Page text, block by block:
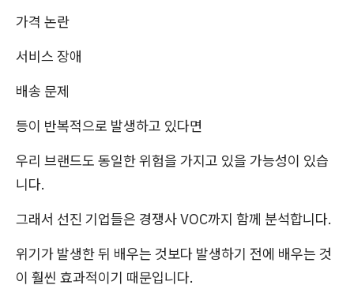
가격 논란
서비스 장애
배송 문제
등이 반복적으로 발생하고 있다면
우리 브랜드도 동일한 위험을 가지고 있을 가능성이 있습
니다.
그래서 선진 기업들은 경쟁사 VOC까지 함께 분석합니다.
위기가 발생한 뒤 배우는 것보다 발생하기 전에 배우는 것
이 훨씬 효과적이기 때문입니다.